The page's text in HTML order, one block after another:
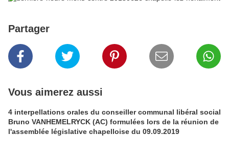
Partager
Vous aimerez aussi
4 interpellations orales du conseiller communal libéral social
Bruno VANHEMELRYCK (AC) formulées lors de la réunion de
l'assemblée législative chapelloise du 09.09.2019